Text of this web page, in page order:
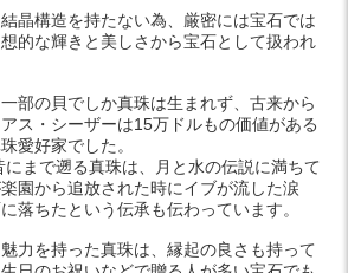
晶構造を持たない為、厳密には宝石では
的な輝きと美しさから宝石として扱われ
部の貝でしか真珠は生まれず、古来から
ス・シーザーは15万ドルもの価値がある
愛好家でした。
まで遡る真珠は、月と水の伝説に満ちて
園から追放された時にイブが流した涙
落ちたという伝承も伝わっています。
力を持った真珠は、縁起の良さも持って